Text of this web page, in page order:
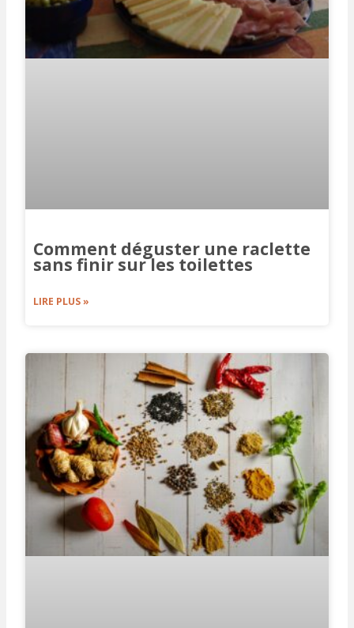
Comment déguster une raclette
sans finir sur les toilettes
LIRE PLUS »